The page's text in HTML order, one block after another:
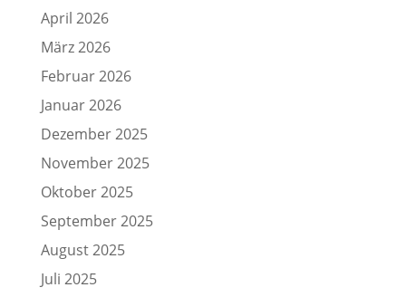
April 2026
März 2026
Februar 2026
Januar 2026
Dezember 2025
November 2025
Oktober 2025
September 2025
August 2025
Juli 2025